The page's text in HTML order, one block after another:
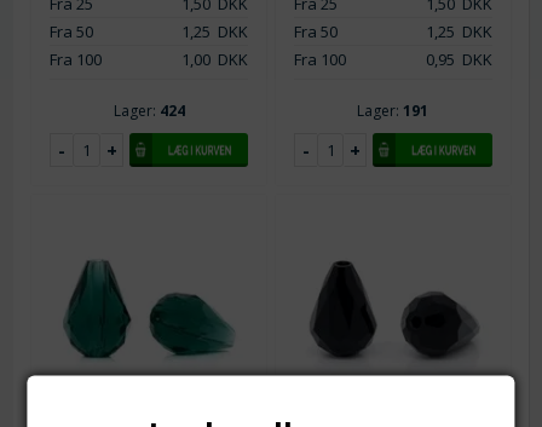
Fra 50
1,25 DKK
Fra 100
1,00DKK
Lager: 424
Fra 50
1,25 DKK
Fra 100
0,95 DKK
Lager: 191